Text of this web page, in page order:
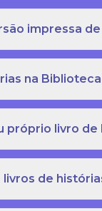
impressa
na
próprio livro de
de